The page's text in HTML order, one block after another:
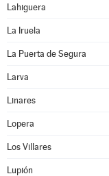
Lahiguera
La Iruela
La Puerta de Segura
Larva
Linares
Lopera
Los Villares
Lupión